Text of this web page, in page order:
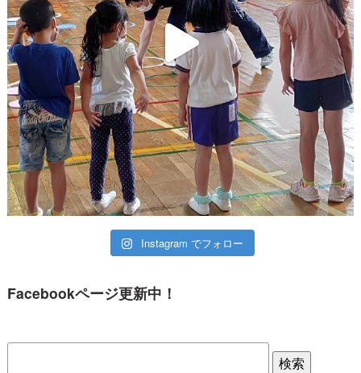
Instagram でフォロー
Facebookページ更新中！
検索